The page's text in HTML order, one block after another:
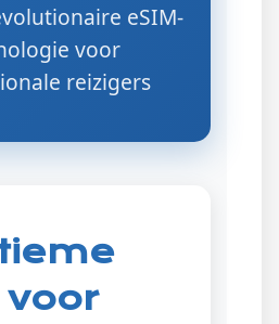
eSIM-
voor
reizigers
voor